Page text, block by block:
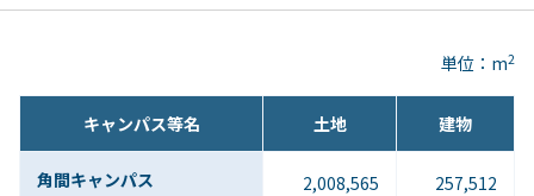
単位：m2
キャンパス等名 土地 建物
角間キャンパス 2,008,565 257,512